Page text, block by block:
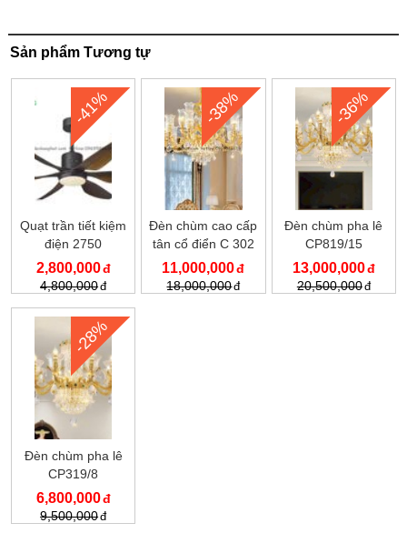
Sản phẩm Tương tự
-41%
Quạt trần tiết kiệm
điện 2750
2,800,000
4,800,000
-38%
Đèn chùm cao cấp
tân cổ điển C 302
/15
11,000,000
18,000,000
-36%
Đèn chùm pha lê
CP819/15
13,000,000
20,500,000
-28%
Đèn chùm pha lê
CP319/8
6,800,000
9,500,000